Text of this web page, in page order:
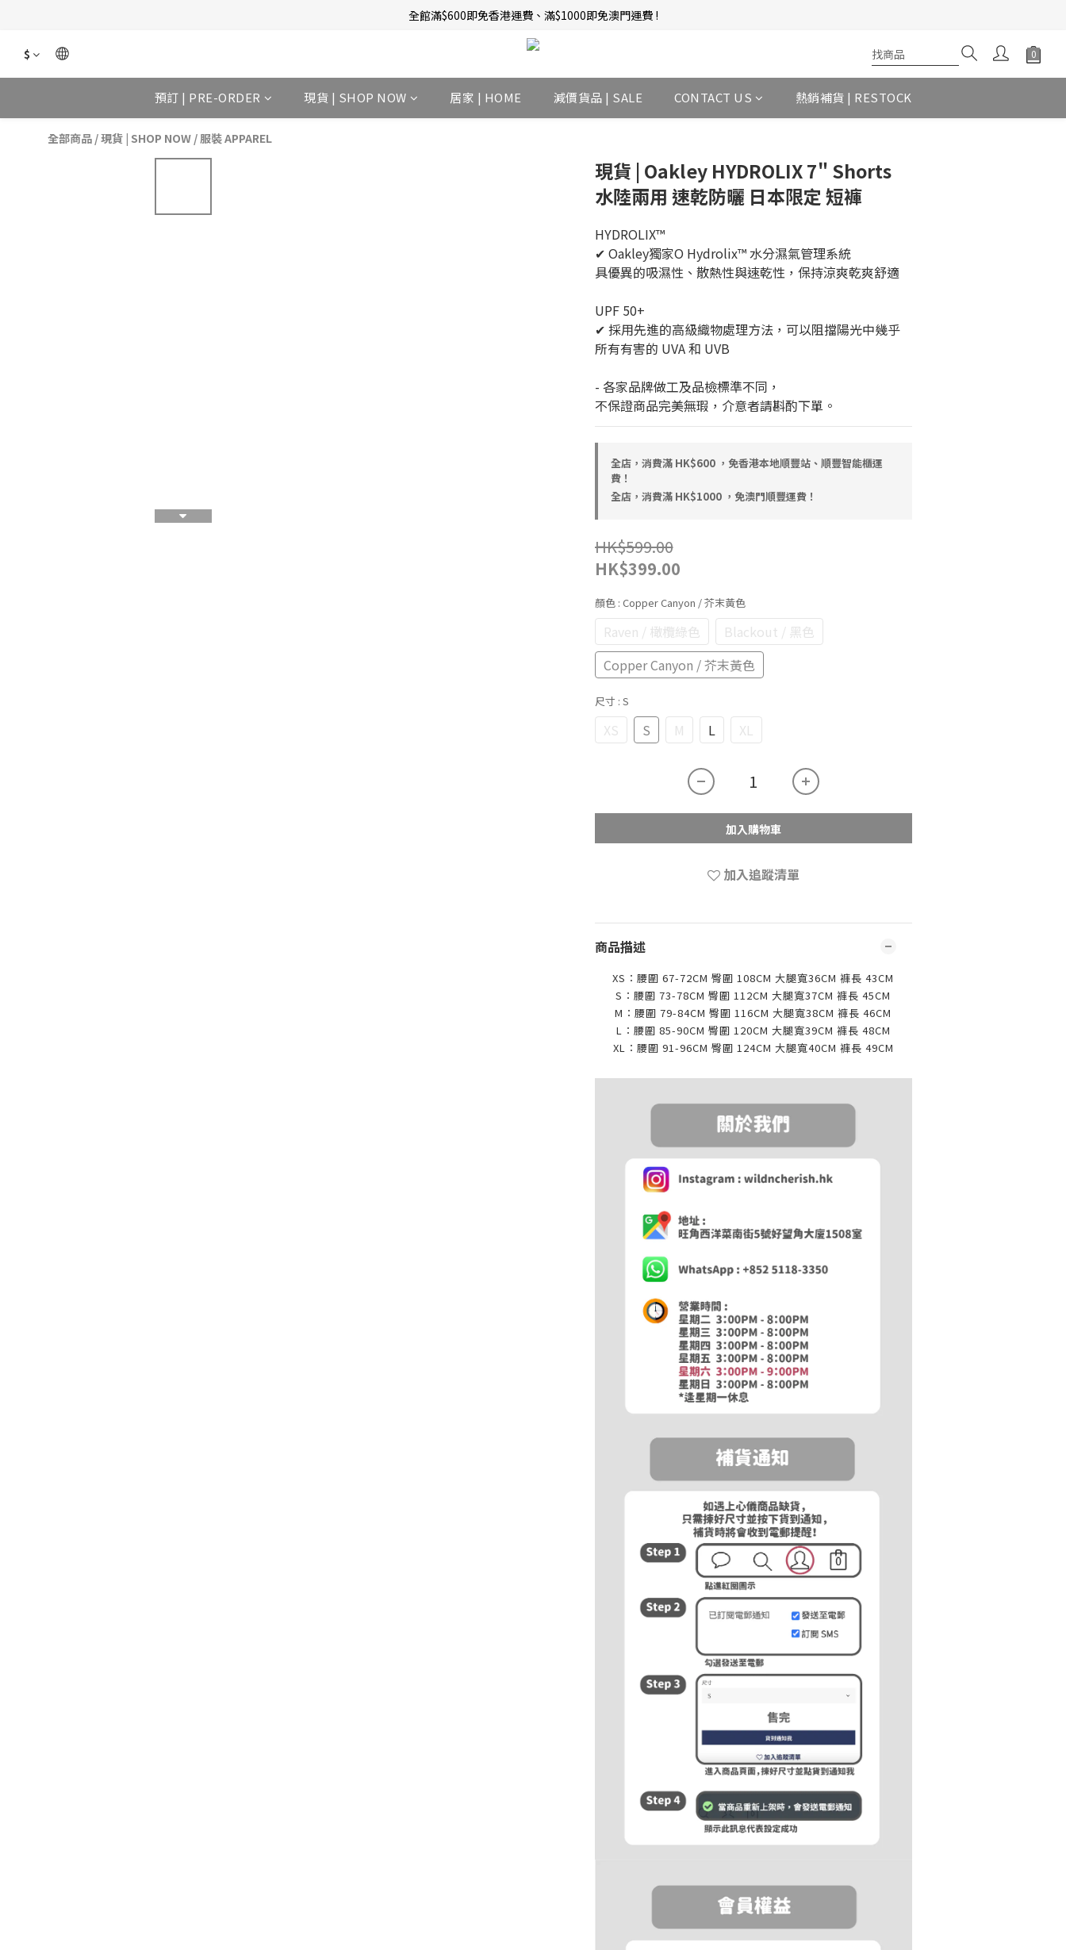
新會員招募中 | 即送 $12 購物金當錢使！
訂單完成後14天內圖文評價，即贈$10無限期購物金當錢使！
新會員招募中 | 即送 $12 購物金當錢使！
$
預訂 | PRE-ORDER 現貨 | SHOP NOW 居家 | HOME 減價貨品 | SALE CONTACT US 熱銷補貨 | RESTOCK
全部商品 /現貨 | SHOP NOW /服裝 APPAREL
現貨 | Oakley HYDROLIX 7" Shorts
水陸兩用 速乾防曬 日本限定 短褲
HYDROLIX™
✔ Oakley獨家O Hydrolix™ 水分濕氣管理系統
具優異的吸濕性、散熱性與速乾性，保持涼爽乾爽舒適
UPF 50+
✔ 採用先進的高級織物處理方法，可以阻擋陽光中幾乎
所有有害的 UVA 和 UVB
- 各家品牌做工及品檢標準不同，
不保證商品完美無瑕，介意者請斟酌下單。
全店，消費滿 HK$600 ，免香港本地順豐站、順豐智能櫃運
費！
全店，消費滿 HK$1000 ，免澳門順豐運費！
HK$599.00
HK$399.00
顏色 : Copper Canyon / 芥末黃色
Raven / 橄欖綠色
Blackout / 黑色
Copper Canyon / 芥末黃色
尺寸 : S
XS S M L XL
加入購物車
加入追蹤清單
商品描述
XS：腰圍 67-72CM 臀圍 108CM 大腿寬36CM 褲長 43CM
S：腰圍 73-78CM 臀圍 112CM 大腿寬37CM 褲長 45CM
M：腰圍 79-84CM 臀圍 116CM 大腿寬38CM 褲長 46CM
L：腰圍 85-90CM 臀圍 120CM 大腿寬39CM 褲長 48CM
XL：腰圍 91-96CM 臀圍 124CM 大腿寬40CM 褲長 49CM